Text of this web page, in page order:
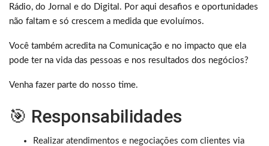
Rádio, do Jornal e do Digital. Por aqui desafios e oportunidades
não faltam e só crescem a medida que evoluímos.
Você também acredita na Comunicação e no impacto que ela
pode ter na vida das pessoas e nos resultados dos negócios?
Venha fazer parte do nosso time.
🎯 Responsabilidades
Realizar atendimentos e negociações com clientes via